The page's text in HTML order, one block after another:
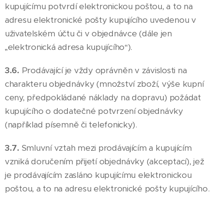
kupujícímu potvrdí elektronickou poštou, a to na
adresu elektronické pošty kupujícího uvedenou v
uživatelském účtu či v objednávce (dále jen
„elektronická adresa kupujícího“).
3.6. Prodávající je vždy oprávněn v závislosti na
charakteru objednávky (množství zboží, výše kupní
ceny, předpokládané náklady na dopravu) požádat
kupujícího o dodatečné potvrzení objednávky
(například písemně či telefonicky).
3.7. Smluvní vztah mezi prodávajícím a kupujícím
vzniká doručením přijetí objednávky (akceptací), jež
je prodávajícím zasláno kupujícímu elektronickou
poštou, a to na adresu elektronické pošty kupujícího.